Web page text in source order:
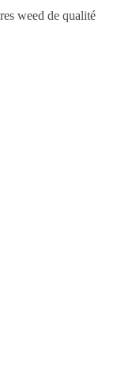
weed de qualité